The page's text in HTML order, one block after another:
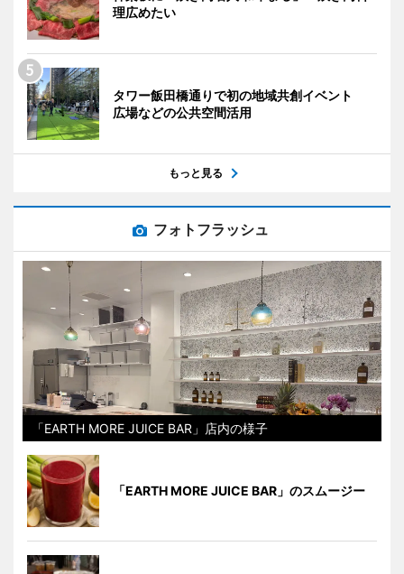
理広めたい
タワー飯田橋通りで初の地域共創イベント
広場などの公共空間活用
もっと見る
フォトフラッシュ
「EARTH MORE JUICE BAR」店内の様子
「EARTH MORE JUICE BAR」のスムージー